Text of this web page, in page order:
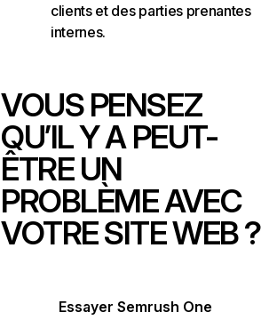
clients et des parties prenantes
internes.
VOUS PENSEZ
QU’IL Y A PEUT-
ÊTRE UN
PROBLÈME AVEC
VOTRE SITE WEB ?
Essayer Semrush One